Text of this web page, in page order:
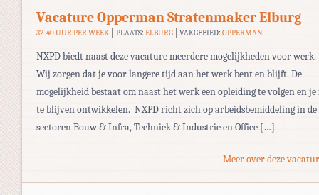
Vacature Opperman Stratenmaker Elburg
32-40 UUR PER WEEK PLAATS: ELBURG VAKGEBIED:OPPERMAN
NXPD biedt naast deze vacature meerdere mogelijkheden voor werk.
Wij zorgen dat je voor langere tijd aan het werk bent en blijft. De
mogelijkheid bestaat om naast het werk een opleiding te volgen en je
te blijven ontwikkelen. NXPD richt zich op arbeidsbemiddeling in de
sectoren Bouw & Infra, Techniek & Industrie en Office […]
Meer over deze